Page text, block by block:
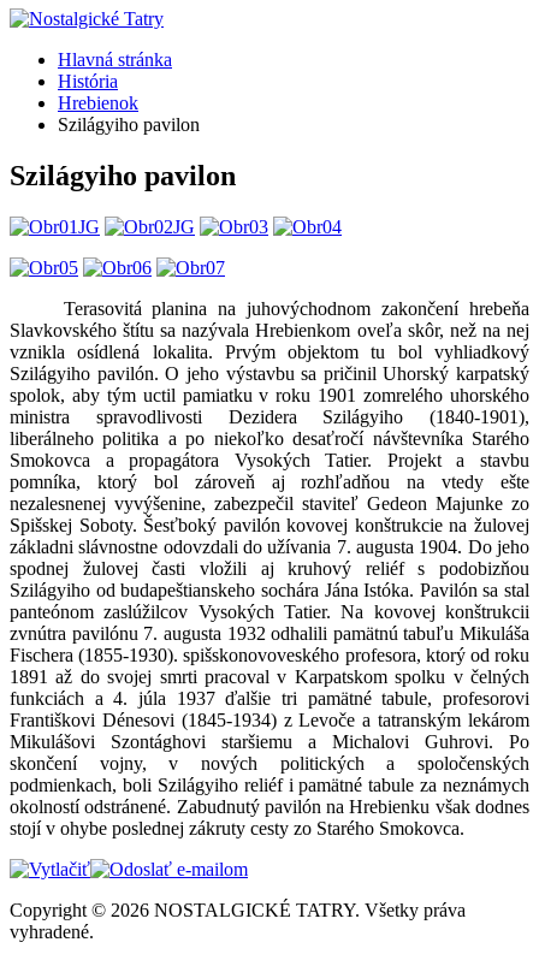
Hlavná stránka
História
Hrebienok
Szilágyiho pavilon
Szilágyiho pavilon
Terasovitá planina na juhovýchodnom zakončení hrebeňa
Slavkovského štítu sa nazývala Hrebienkom oveľa skôr, než na nej
vznikla osídlená lokalita. Prvým objektom tu bol vyhliadkový
Szilágyiho pavilón. O jeho výstavbu sa pričinil Uhorský karpatský
spolok, aby tým uctil pamiatku v roku 1901 zomrelého uhorského
ministra spravodlivosti Dezidera Szilágyiho (1840-1901),
liberálneho politika a po niekoľko desaťročí návštevníka Starého
Smokovca a propagátora Vysokých Tatier. Projekt a stavbu
pomníka, ktorý bol zároveň aj rozhľadňou na vtedy ešte
nezalesnenej vyvýšenine, zabezpečil staviteľ Gedeon Majunke zo
Spišskej Soboty. Šesťboký pavilón kovovej konštrukcie na žulovej
základni slávnostne odovzdali do užívania 7. augusta 1904. Do jeho
spodnej žulovej časti vložili aj kruhový reliéf s podobizňou
Szilágyiho od budapeštianskeho sochára Jána Istóka. Pavilón sa stal
panteónom zaslúžilcov Vysokých Tatier. Na kovovej konštrukcii
zvnútra pavilónu 7. augusta 1932 odhalili pamätnú tabuľu Mikuláša
Fischera (1855-1930). spišskonovoveského profesora, ktorý od roku
1891 až do svojej smrti pracoval v Karpatskom spolku v čelných
funkciách a 4. júla 1937 ďalšie tri pamätné tabule, profesorovi
Františkovi Dénesovi (1845-1934) z Levoče a tatranským lekárom
Mikulášovi Szontághovi staršiemu a Michalovi Guhrovi. Po
skončení vojny, v nových politických a spoločenských
podmienkach, boli Szilágyiho reliéf i pamätné tabule za neznámych
okolností odstránené. Zabudnutý pavilón na Hrebienku však dodnes
stojí v ohybe poslednej zákruty cesty zo Starého Smokovca.
Copyright © 2026 NOSTALGICKÉ TATRY. Všetky práva
vyhradené.